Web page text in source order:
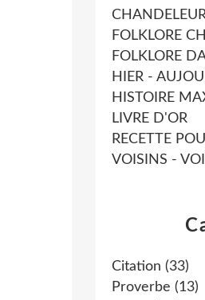
Citation (33)
Proverbe (13)
FOLKLORE
FOLKLORE
HIER -
HISTOIRE
LIVRE D'OR
RECETTE
VOISINS -